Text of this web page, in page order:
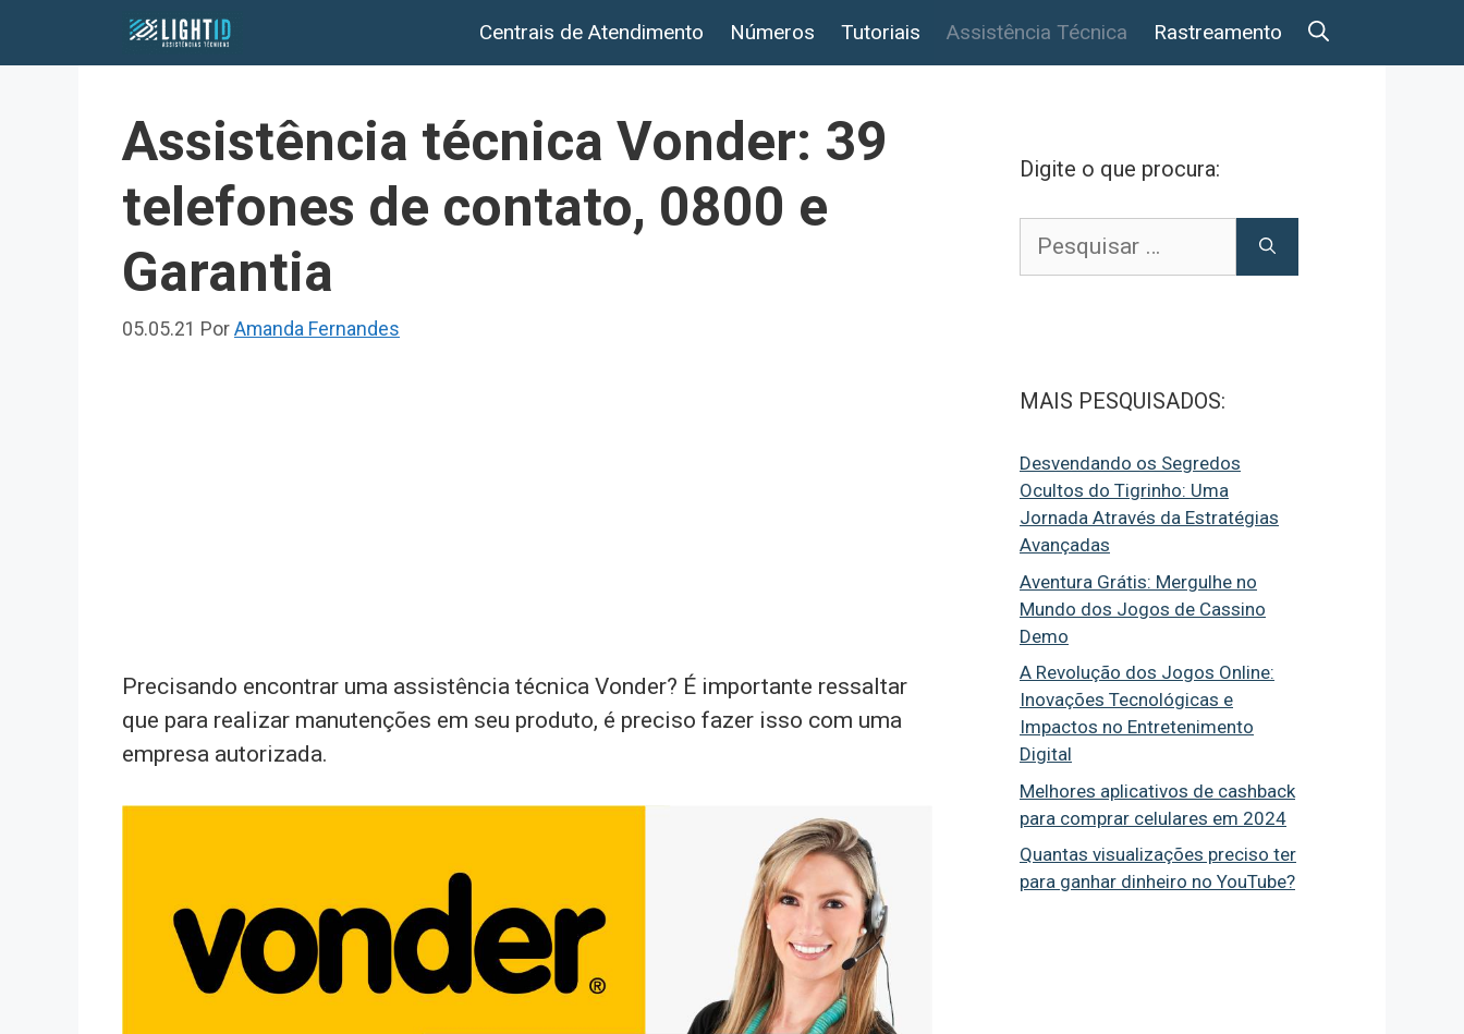
Centrais de Atendimento Números Tutoriais Assistência Técnica Rastreamento
Assistência técnica Vonder: 39
telefones de contato, 0800 e
Garantia
05.05.21 PorAmanda Fernandes
Precisando encontrar uma assistência técnica Vonder? É importante ressaltar
que para realizar manutenções em seu produto, é preciso fazer isso com uma
empresa autorizada.
Digite o que procura:
por:
MAIS PESQUISADOS:
Desvendando os Segredos
Ocultos do Tigrinho: Uma
Jornada Através da Estratégias
Avançadas
Aventura Grátis: Mergulhe no
Mundo dos Jogos de Cassino
Demo
A Revolução dos Jogos Online:
Inovações Tecnológicas e
Impactos no Entretenimento
Digital
Melhores aplicativos de cashback
para comprar celulares em 2024
Quantas visualizações preciso ter
para ganhar dinheiro no YouTube?